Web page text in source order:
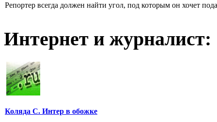
Репортер всегда должен найти угол, под которым он хочет
Интернет и журналист:
Коляда С. Интер в обожке